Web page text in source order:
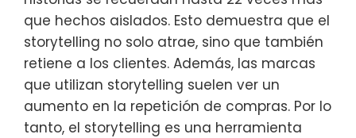
que hechos aislados. Esto demuestra que el
storytelling no solo atrae, sino que también
retiene a los clientes. Además, las marcas
que utilizan storytelling suelen ver un
aumento en la repetición de compras. Por lo
tanto, el storytelling es una herramienta